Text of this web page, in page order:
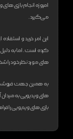
امروزه انجام بازی
می‌گیرد.
این امر خرید و
کرده است. اما به دلیل
های مورد نظر خود را
به همین جهت
های ویدیویی به میدان
بازی های ویدیویی را